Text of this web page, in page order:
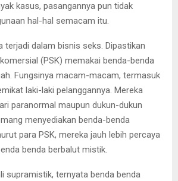
kasus, pasangannya pun tidak
hal-hal semacam itu.
terjadi dalam bisnis seks. Dipastikan
(PSK) memakai benda-benda
Fungsinya macam-macam, termasuk
laki-laki pelanggannya. Mereka
paranormal maupun dukun-dukun
menyediakan benda-benda
para PSK, mereka jauh lebih percaya
benda berbalut mistik.
supramistik, ternyata benda benda